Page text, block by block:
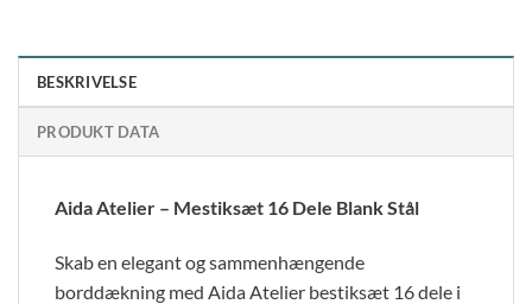
BESKRIVELSE
PRODUKT DATA
Aida Atelier – Mestiksæt 16 Dele Blank Stål
Skab en elegant og sammenhængende
borddækning med Aida Atelier bestiksæt 16 dele i